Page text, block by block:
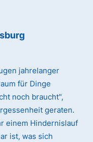
jahrelanger
für Dinge
noch braucht",
geraten.
einem Hindernislauf
ist, was sich